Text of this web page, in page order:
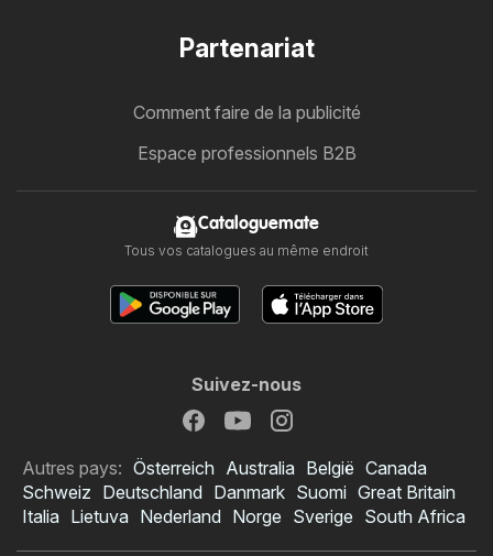
Partenariat
Comment faire de la publicité
Espace professionnels B2B
Cataloguemate
Tous vos catalogues au même endroit
Suivez-nous
Autres pays: Österreich Australia België Canada
Schweiz Deutschland Danmark Suomi Great Britain
Italia Lietuva Nederland Norge Sverige South Africa